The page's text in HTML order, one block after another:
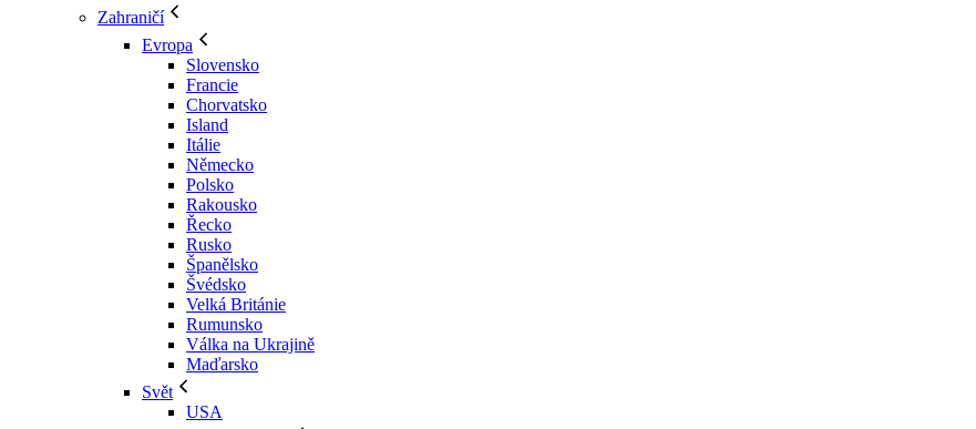
Zahraničí
Evropa
Slovensko
Francie
Chorvatsko
Island
Itálie
Německo
Polsko
Rakousko
Řecko
Rusko
Španělsko
Švédsko
Velká Británie
Rumunsko
Válka na Ukrajině
Maďarsko
Svět
USA